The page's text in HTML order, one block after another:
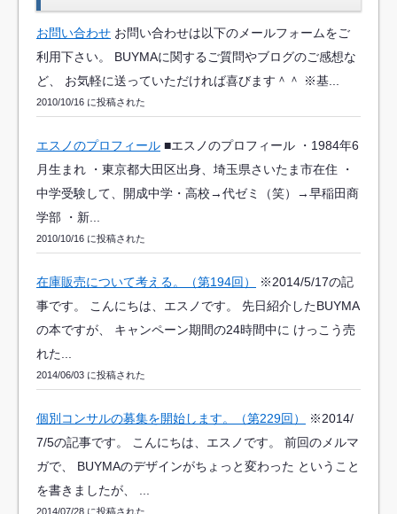
お問い合わせ お問い合わせは以下のメールフォームをご
利用下さい。 BUYMAに関するご質問やブログのご感想な
ど、 お気軽に送っていただければ喜びます＾＾ ※基...
2010/10/16 に投稿された
エスノのプロフィール ■エスノのプロフィール ・1984年6
月生まれ ・東京都大田区出身、埼玉県さいたま市在住 ・
中学受験して、開成中学・高校→代ゼミ（笑）→早稲田商
学部 ・新...
2010/10/16 に投稿された
在庫販売について考える。（第194回）
※2014/5/17の記
事です。 こんにちは、エスノです。 先日紹介したBUYMA
の本ですが、 キャンペーン期間の24時間中に けっこう売
れた...
2014/06/03 に投稿された
個別コンサルの募集を開始します。（第229回）
※2014/
7/5の記事です。 こんにちは、エスノです。 前回のメルマ
ガで、 BUYMAのデザインがちょっと変わった ということ
を書きましたが、 ...
2014/07/28 に投稿された